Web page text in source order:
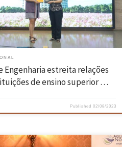
de Educadores Portugueses que visitaram várias
[…]
Engenharia estreita relações
de ensino superior …
Published 02/08/2023